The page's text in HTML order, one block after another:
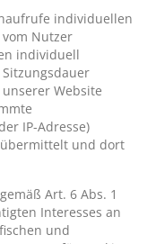
individuellen
Nutzer
individuell
Website
IP-Adresse)
übermittelt und dort
Art. 6 Abs. 1
Interesses an
und